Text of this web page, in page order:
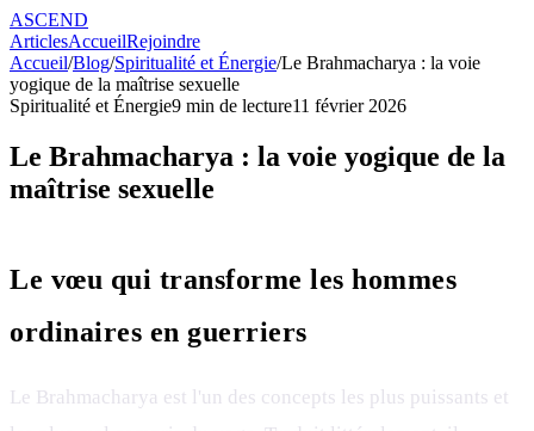
ASCEND
ArticlesAccueilRejoindre
Accueil/Blog/Spiritualité et Énergie/Le Brahmacharya : la voie
yogique de la maîtrise sexuelle
Spiritualité et Énergie9 min de lecture11 février 2026
Le Brahmacharya : la voie yogique de la
maîtrise sexuelle
Le vœu qui transforme les hommes
ordinaires en guerriers
Le Brahmacharya est l'un des concepts les plus puissants et